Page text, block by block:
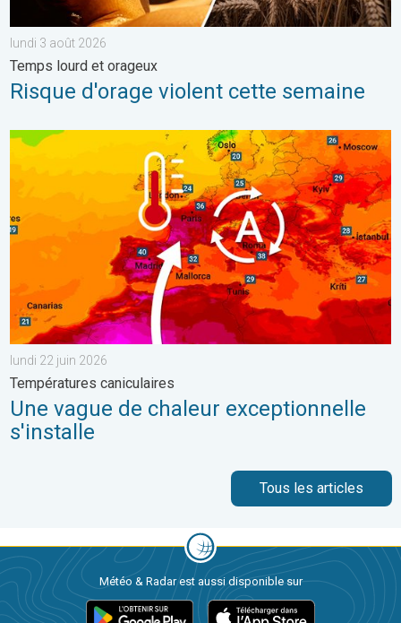
lundi 3 août 2026
Temps lourd et orageux
Risque d'orage violent cette semaine
Une vague de chaleur exceptionnelle s'installe. Températures
lundi 22 juin 2026
Températures caniculaires
Une vague de chaleur exceptionnelle
s'installe
Tous les articles
Météo & Radar est aussi disponible sur